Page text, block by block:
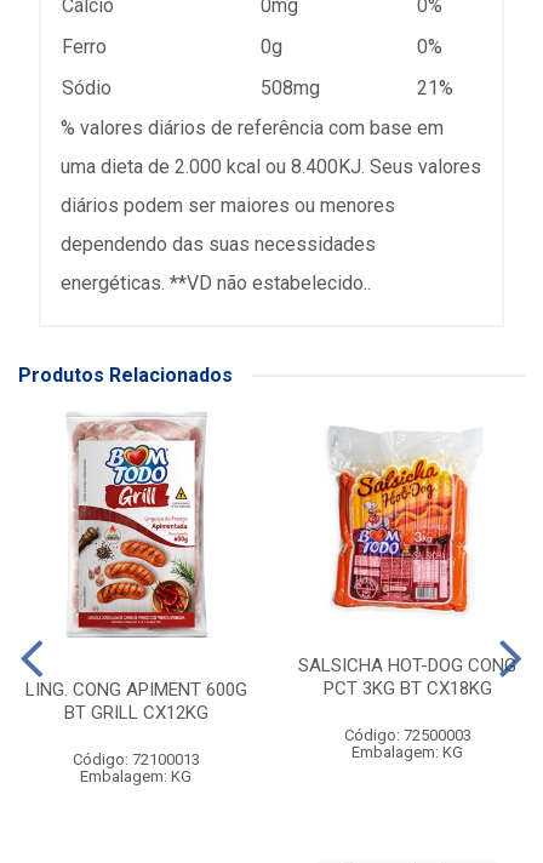
Cálcio
0mg
0%
Ferro
0g
0%
Sódio
508mg
21%
% valores diários de referência com base em
uma dieta de 2.000 kcal ou 8.400KJ. Seus valores
diários podem ser maiores ou menores
dependendo das suas necessidades
energéticas. **VD não estabelecido..
Produtos Relacionados
LING. CONG APIMENT 600G
BT GRILL CX12KG
Código: 72100013
Embalagem: KG
SALSICHA HOT-DOG CONG
PCT 3KG BT CX18KG
Código: 72500003
Embalagem: KG